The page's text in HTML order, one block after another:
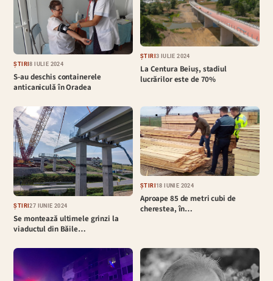
ȘTIRI8 IULIE 2024
S-au deschis containerele
anticaniculă în Oradea
ȘTIRI3 IULIE 2024
La Centura Beiuș, stadiul
lucrărilor este de 70%
ȘTIRI27 IUNIE 2024
Se montează ultimele grinzi la
viaductul din Băile…
ȘTIRI18 IUNIE 2024
Aproape 85 de metri cubi de
cherestea, în…